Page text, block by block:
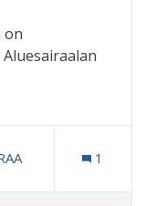
on
ja luonto
1